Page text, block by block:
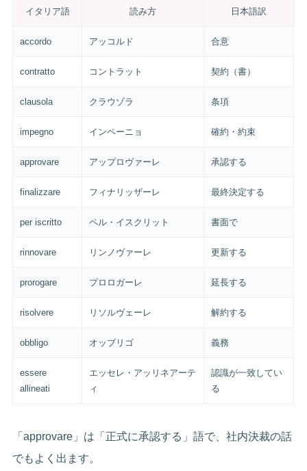
イタリア語 読み方 日本語訳
accordo アッコルド 合意
contratto コントラット 契約（書）
clausola クラウゾラ 条項
impegno インペーニョ 確約・約束
approvare アップロヴァーレ 承認する
finalizzare フィナリッザーレ 最終決定する
per iscritto ペル・イスクリット 書面で
rinnovare リンノヴァーレ 更新する
prorogare プロロガーレ 延長する
risolvere リソルヴェーレ 解約する
obbligo オッブリゴ 義務
essere
allineati
エッセレ・アッリネアーテ
ィ
認識が一致してい
る
「approvare」は「正式に承認する」語で、社内決裁の話
でもよく出ます。